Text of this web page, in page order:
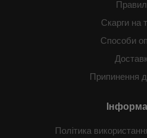
Скарги на
Способи
Припинення
Політика